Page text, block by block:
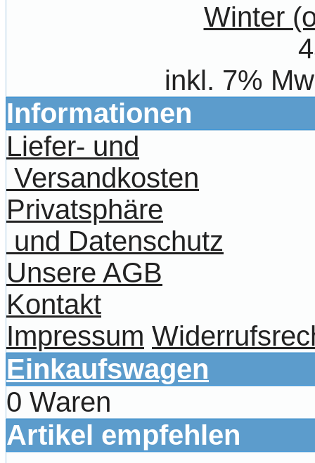
Winter
inkl. 7%
Informationen
Liefer- und
Versandkosten
Privatsphäre
und Datenschutz
Unsere AGB
Kontakt
Impressum
Einkaufswagen
0 Waren
Artikel empfehlen